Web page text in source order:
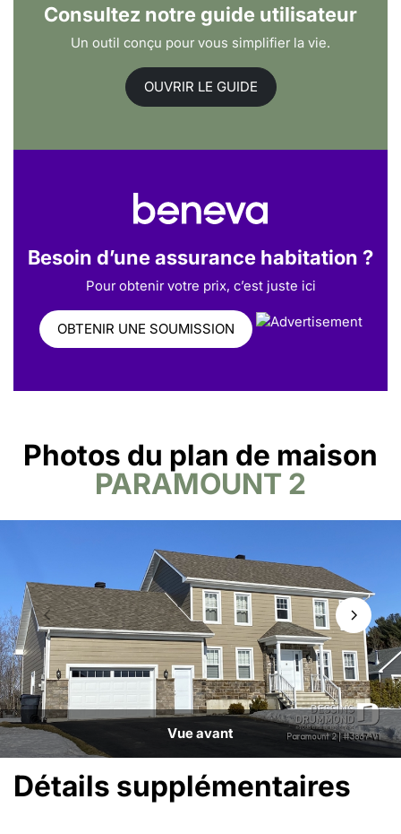
Consultez notre guide utilisateur
Un outil conçu pour vous simplifier la vie.
OUVRIR LE GUIDE
Besoin d’une assurance habitation ?
Pour obtenir votre prix, c’est juste ici
OBTENIR UNE SOUMISSION
Photos du plan de maison
PARAMOUNT 2
Vue avant
Détails supplémentaires